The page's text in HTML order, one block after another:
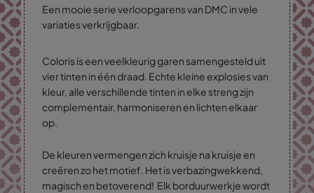
Een mooie serie verloopgarens van DMC in vele
variaties verkrijgbaar.
Coloris is een veelkleurig garen samengesteld uit
vier tinten in één draad. Echte kleine explosies van
kleur, alle verschillende tinten in elke streng zijn
complementair, harmoniseren en lichten elkaar
op.
De kleuren vermengen zich kruisje na kruisje en
creëren zo het motief. Het is verbazingwekkend,
magisch en betoverend! Elk borduurwerkje wordt